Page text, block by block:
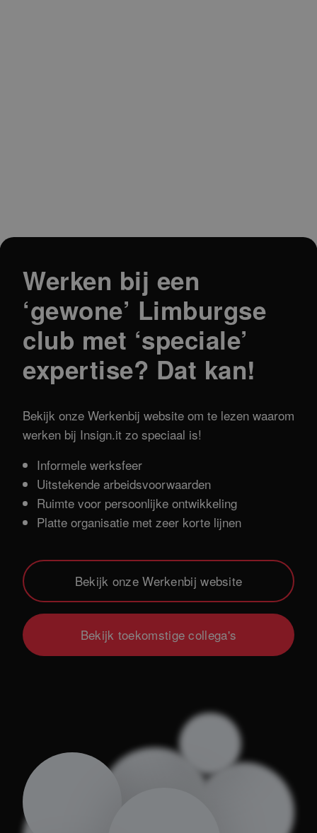
Werken bij een
‘gewone’ Limburgse
club met ‘speciale’
expertise? Dat kan!
Bekijk onze Werkenbij website om te lezen waarom
werken bij Insign.it zo speciaal is!
Informele werksfeer
Uitstekende arbeidsvoorwaarden
Ruimte voor persoonlijke ontwikkeling
Platte organisatie met zeer korte lijnen
Bekijk onze Werkenbij website
Bekijk toekomstige collega's